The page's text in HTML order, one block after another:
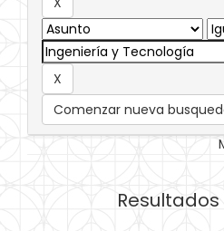
Comenzar nueva
Resultados